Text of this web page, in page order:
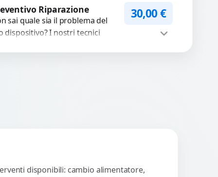
avanzati per
file importanti
di...
PreventivoRiparazione
sai quale sia il problema del
dispositivo? I nostri tecnici
30,00€
disponibili: cambio alimentatore,